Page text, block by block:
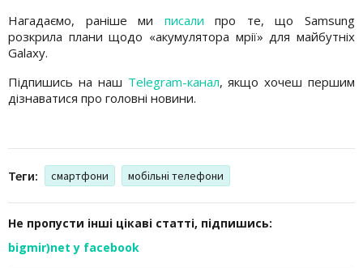
Нагадаємо, раніше ми писали про те, що Samsung
розкрила плани щодо «акумулятора мрії» для майбутніх
Galaxy.
Підпишись на наш Telegram-канал, якщо хочеш першим
дізнаватися про головні новини.
Теги: смартфони мобільні телефони
Не пропусти інші цікаві статті, підпишись:
bigmir)net у facebook